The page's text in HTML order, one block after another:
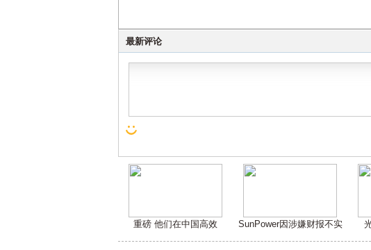
最新评论
重磅 他们在中国高效 SunPower因涉嫌财报不实